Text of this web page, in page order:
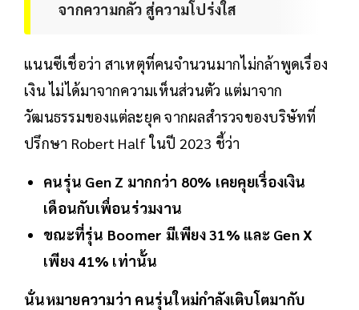
จากความกลัว สู่ความโปร่งใส
แนนซีเชื่อว่า สาเหตุที่คนจำนวนมากไม่กล้าพูดเรื่อง
เงิน ไม่ได้มาจากความเห็นส่วนตัว แต่มาจาก
วัฒนธรรมของแต่ละยุค จากผลสำรวจของบริษัทที่
ปรึกษา Robert Half ในปี 2023 ชี้ว่า
คนรุ่น Gen Z มากกว่า 80% เคยคุยเรื่องเงิน
เดือนกับเพื่อนร่วมงาน
ขณะที่รุ่น Boomer มีเพียง 31% และ Gen X
เพียง 41% เท่านั้น
นั่นหมายความว่า คนรุ่นใหม่กำลังเติบโตมากับ